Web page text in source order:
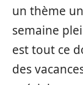
un thème
semaine
est tout ce
des